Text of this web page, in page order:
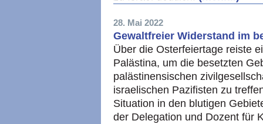
28. Mai 2022
Gewaltfreier Widerstand im
Über die Osterfeiertage reiste
Palästina, um die besetzten
palästinensischen
israelischen Pazifisten zu
Situation in den blutigen
der Delegation und Dozent für